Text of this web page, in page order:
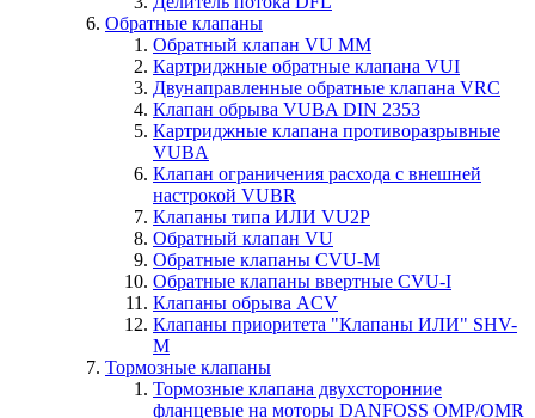
Обратные клапаны
Обратный клапан VU MM
Картриджные обратные клапана VUI
Двунаправленные обратные клапана VRC
Клапан обрыва VUBA DIN 2353
Картриджные клапана противоразрывные
VUBA
Клапан ограничения расхода с внешней
настрокой VUBR
Клапаны типа ИЛИ VU2P
Обратный клапан VU
Обратные клапаны CVU-M
Обратные клапаны ввертные CVU-I
Клапаны обрыва ACV
Клапаны приоритета "Клапаны ИЛИ" SHV-
M
Тормозные клапаны
Тормозные клапана двухсторонние
фланцевые на моторы DANFOSS OMP/OMR